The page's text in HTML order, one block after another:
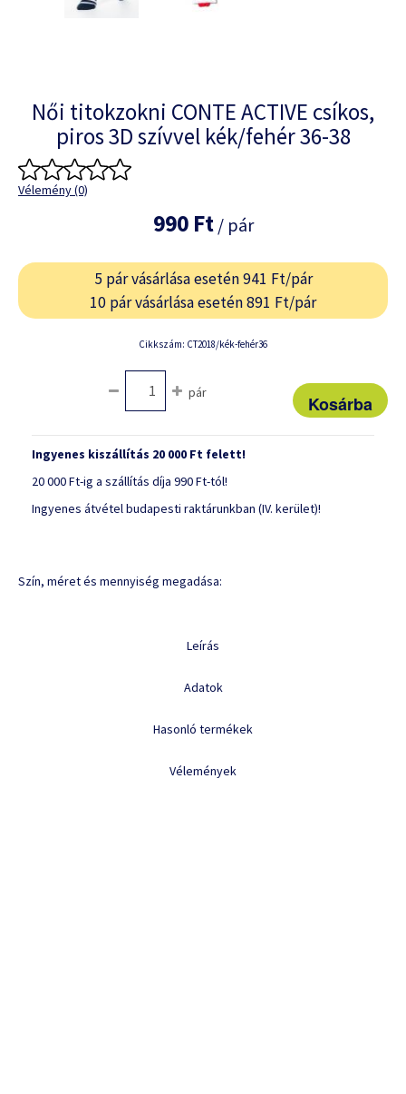
Női titokzokni CONTE ACTIVE csíkos,
piros 3D szívvel kék/fehér 36-38
Vélemény (0)
990 Ft/ pár
5 pár vásárlása esetén 941 Ft/pár
10 pár vásárlása esetén 891 Ft/pár
Cikkszám: CT2018/kék-fehér36
pár
Ingyenes kiszállítás 20 000 Ft felett!
20 000 Ft-ig a szállítás díja 990 Ft-tól!
Ingyenes átvétel budapesti raktárunkban (IV. kerület)!
Szín, méret és mennyiség megadása:
Leírás
Adatok
Hasonló termékek
Vélemények